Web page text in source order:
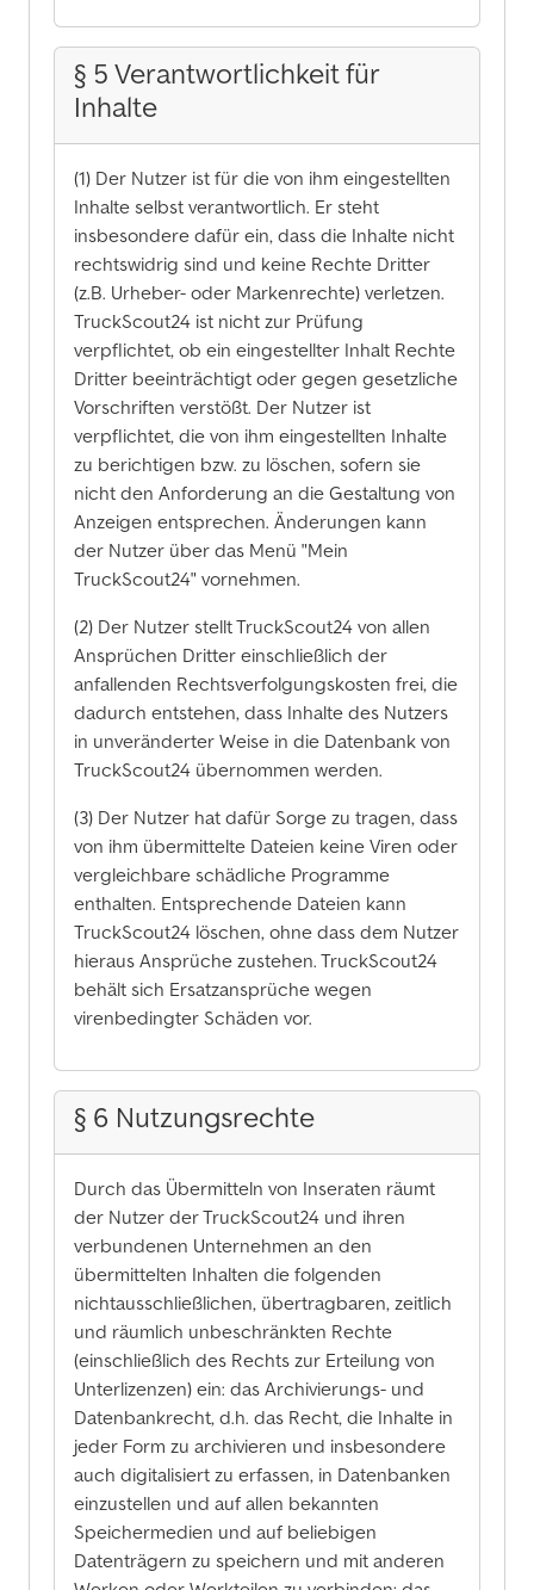
§ 5 Verantwortlichkeit für
Inhalte
(1) Der Nutzer ist für die von ihm eingestellten
Inhalte selbst verantwortlich. Er steht
insbesondere dafür ein, dass die Inhalte nicht
rechtswidrig sind und keine Rechte Dritter
(z.B. Urheber- oder Markenrechte) verletzen.
TruckScout24 ist nicht zur Prüfung
verpflichtet, ob ein eingestellter Inhalt Rechte
Dritter beeinträchtigt oder gegen gesetzliche
Vorschriften verstößt. Der Nutzer ist
verpflichtet, die von ihm eingestellten Inhalte
zu berichtigen bzw. zu löschen, sofern sie
nicht den Anforderung an die Gestaltung von
Anzeigen entsprechen. Änderungen kann
der Nutzer über das Menü "Mein
TruckScout24" vornehmen.
(2) Der Nutzer stellt TruckScout24 von allen
Ansprüchen Dritter einschließlich der
anfallenden Rechtsverfolgungskosten frei, die
dadurch entstehen, dass Inhalte des Nutzers
in unveränderter Weise in die Datenbank von
TruckScout24 übernommen werden.
(3) Der Nutzer hat dafür Sorge zu tragen, dass
von ihm übermittelte Dateien keine Viren oder
vergleichbare schädliche Programme
enthalten. Entsprechende Dateien kann
TruckScout24 löschen, ohne dass dem Nutzer
hieraus Ansprüche zustehen. TruckScout24
behält sich Ersatzansprüche wegen
virenbedingter Schäden vor.
§ 6 Nutzungsrechte
Durch das Übermitteln von Inseraten räumt
der Nutzer der TruckScout24 und ihren
verbundenen Unternehmen an den
übermittelten Inhalten die folgenden
nichtausschließlichen, übertragbaren, zeitlich
und räumlich unbeschränkten Rechte
(einschließlich des Rechts zur Erteilung von
Unterlizenzen) ein: das Archivierungs- und
Datenbankrecht, d.h. das Recht, die Inhalte in
jeder Form zu archivieren und insbesondere
auch digitalisiert zu erfassen, in Datenbanken
einzustellen und auf allen bekannten
Speichermedien und auf beliebigen
Datenträgern zu speichern und mit anderen